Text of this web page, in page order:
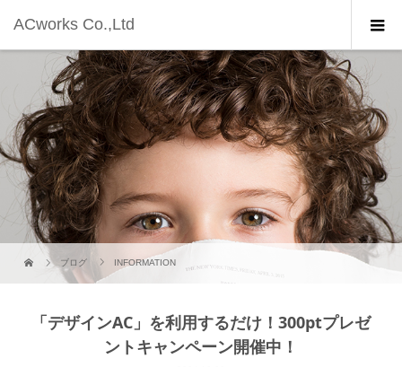
ACworks Co.,Ltd
ブログ INFORMATION
「デザインAC」を利用するだけ！300ptプレゼ
ントキャンペーン開催中！